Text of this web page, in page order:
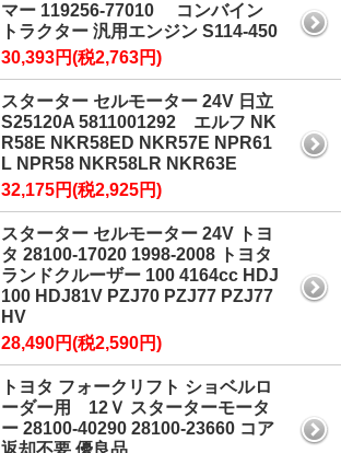
マー 119256-77010 コンバイン
トラクター 汎用エンジン S114-450
30,393円(税2,763円)
スターター セルモーター 24V 日立
S25120A 5811001292 エルフ NK
R58E NKR58ED NKR57E NPR61
L NPR58 NKR58LR NKR63E
32,175円(税2,925円)
スターター セルモーター 24V トヨ
タ 28100-17020 1998-2008 トヨタ
ランドクルーザー 100 4164cc HDJ
100 HDJ81V PZJ70 PZJ77 PZJ77
HV
28,490円(税2,590円)
トヨタ フォークリフト ショベルロ
ーダー用 12Ｖ スターターモータ
ー 28100-40290 28100-23660 コア
返却不要 優良品